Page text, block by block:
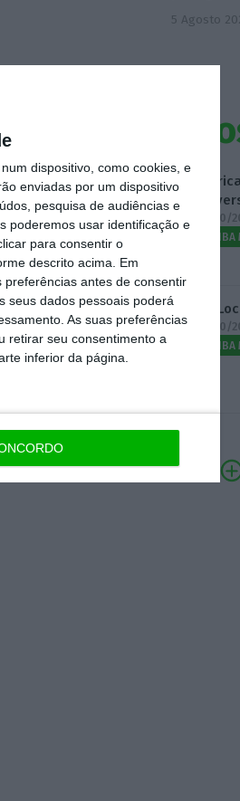
dispositivo, como cookies, e
enviadas por um dispositivo
pesquisa de audiências e
poderemos usar identificação e
para consentir o
descrito acima. Em
antes de consentir
seus dados pessoais poderá
As suas preferências
retirar seu consentimento a
inferior da página.
5 Agosto
14/10/
3.º
07/10/